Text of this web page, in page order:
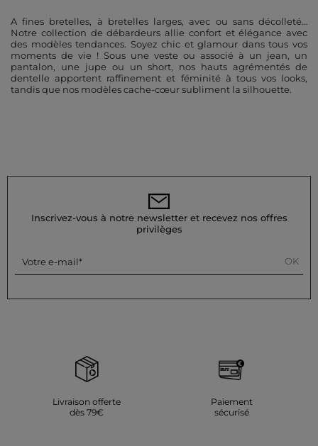
A fines bretelles, à bretelles larges, avec ou sans décolleté…
Notre collection de débardeurs allie confort et élégance avec
des modèles tendances. Soyez chic et glamour dans tous vos
moments de vie ! Sous une veste ou associé à un jean, un
pantalon, une jupe ou un short, nos hauts agrémentés de
dentelle apportent raffinement et féminité à tous vos looks,
tandis que nos modèles cache-cœur subliment la silhouette.
Inscrivez-vous à notre newsletter et recevez nos offres
privilèges
Votre e-mail OK
Livraison offerte
dès 79€
Paiement
sécurisé